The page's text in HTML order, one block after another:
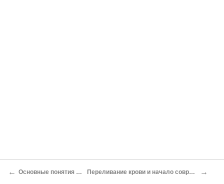
← Основные понятия иммунологии Переливание крови и начало современной иммунологии →